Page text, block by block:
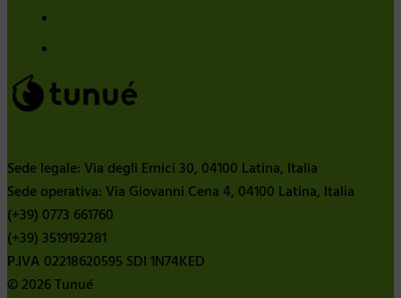
Sede legale: Via degli Ernici 30, 04100 Latina, Italia
Sede operativa: Via Giovanni Cena 4, 04100 Latina, Italia
(+39) 0773 661760
(+39) 3519192281
P.IVA 02218620595 SDI 1N74KED
© 2026 Tunué